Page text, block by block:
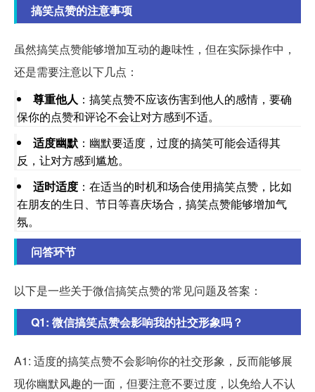
搞笑点赞的注意事项
虽然搞笑点赞能够增加互动的趣味性，但在实际操作中，
还是需要注意以下几点：
尊重他人 ：搞笑点赞不应该伤害到他人的感情，要确
保你的点赞和评论不会让对方感到不适。
适度幽默 ：幽默要适度，过度的搞笑可能会适得其
反，让对方感到尴尬。
适时适度 ：在适当的时机和场合使用搞笑点赞，比如
在朋友的生日、节日等喜庆场合，搞笑点赞能够增加气
氛。
问答环节
以下是一些关于微信搞笑点赞的常见问题及答案：
Q1: 微信搞笑点赞会影响我的社交形象吗？
A1: 适度的搞笑点赞不会影响你的社交形象，反而能够展
现你幽默风趣的一面，但要注意不要过度，以免给人不认